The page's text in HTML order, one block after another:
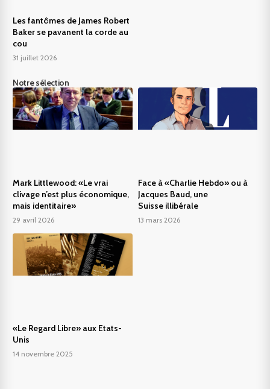
Les fantômes de James Robert
Baker se pavanent la corde au
cou
31 juillet 2026
Notre sélection
Mark Littlewood: «Le vrai
clivage n’est plus économique,
mais identitaire»
29 avril 2026
Face à «Charlie Hebdo» ou à
Jacques Baud, une
Suisse illibérale
13 mars 2026
«Le Regard Libre» aux Etats-
Unis
14 novembre 2025